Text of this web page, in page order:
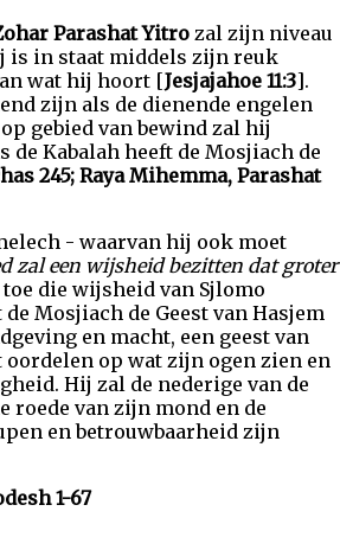
Parashat Yitro zal zijn niveau
is in staat middels zijn reuk
wat hij hoort [Jesjajahoe 11:3].
zijn als de dienende engelen
gebied van bewind zal hij
Kabalah heeft de Mosjiach de
245; Raya Mihemma, Parashat
- waarvan hij ook moet
zal een wijsheid bezitten dat groter
die wijsheid van Sjlomo
de Mosjiach de Geest van Hasjem
en macht, een geest van
op wat zijn ogen zien en
Hij zal de nederige van de
roede van zijn mond en de
en betrouwbaarheid zijn
1-67